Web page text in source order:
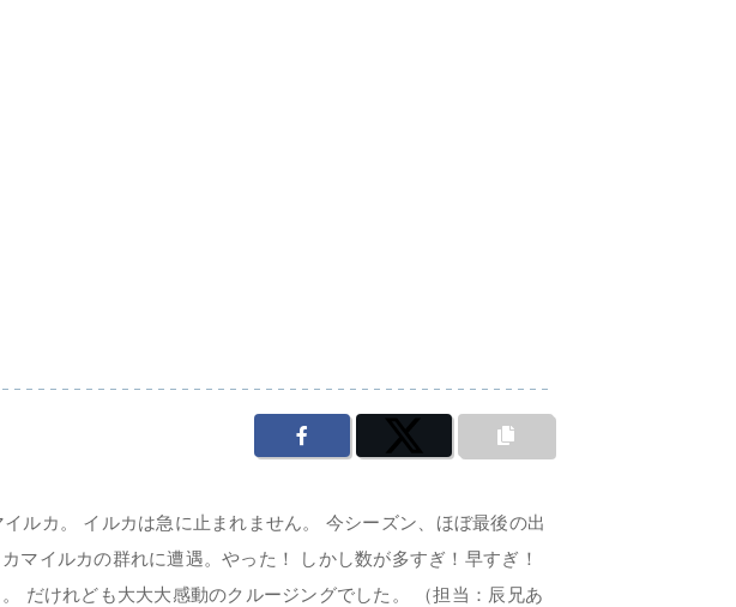
ルカ。 イルカは急に止まれません。 今シーズン、ほぼ最後の出
マイルカの群れに遭遇。やった！ しかし数が多すぎ！早すぎ！
だけれども大大大感動のクルージングでした。 （担当：辰兄あ